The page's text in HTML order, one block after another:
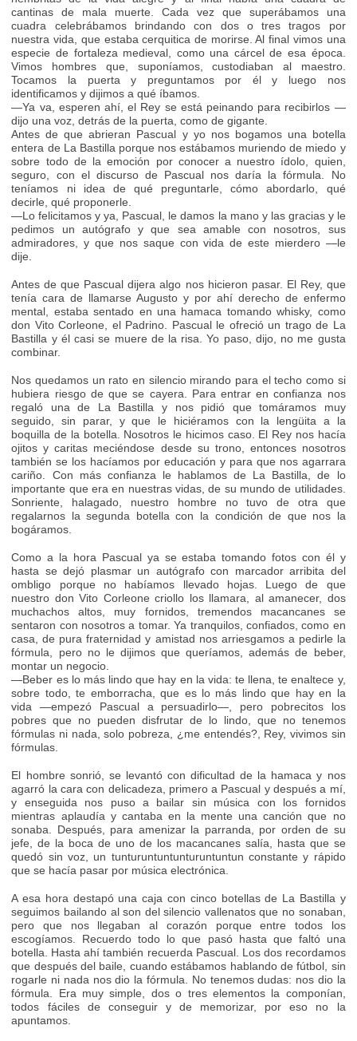
cantinas de mala muerte. Cada vez que superábamos una
cuadra celebrábamos brindando con dos o tres tragos por
nuestra vida, que estaba cerquitica de morirse. Al final vimos una
especie de fortaleza medieval, como una cárcel de esa época.
Vimos hombres que, suponíamos, custodiaban al maestro.
Tocamos la puerta y preguntamos por él y luego nos
identificamos y dijimos a qué íbamos.
—Ya va, esperen ahí, el Rey se está peinando para recibirlos —
dijo una voz, detrás de la puerta, como de gigante.
Antes de que abrieran Pascual y yo nos bogamos una botella
entera de La Bastilla porque nos estábamos muriendo de miedo y
sobre todo de la emoción por conocer a nuestro ídolo, quien,
seguro, con el discurso de Pascual nos daría la fórmula. No
teníamos ni idea de qué preguntarle, cómo abordarlo, qué
decirle, qué proponerle.
—Lo felicitamos y ya, Pascual, le damos la mano y las gracias y le
pedimos un autógrafo y que sea amable con nosotros, sus
admiradores, y que nos saque con vida de este mierdero —le
dije.
Antes de que Pascual dijera algo nos hicieron pasar. El Rey, que
tenía cara de llamarse Augusto y por ahí derecho de enfermo
mental, estaba sentado en una hamaca tomando whisky, como
don Vito Corleone, el Padrino. Pascual le ofreció un trago de La
Bastilla y él casi se muere de la risa. Yo paso, dijo, no me gusta
combinar.
Nos quedamos un rato en silencio mirando para el techo como si
hubiera riesgo de que se cayera. Para entrar en confianza nos
regaló una de La Bastilla y nos pidió que tomáramos muy
seguido, sin parar, y que le hiciéramos con la lengüita a la
boquilla de la botella. Nosotros le hicimos caso. El Rey nos hacía
ojitos y caritas meciéndose desde su trono, entonces nosotros
también se los hacíamos por educación y para que nos agarrara
cariño. Con más confianza le hablamos de La Bastilla, de lo
importante que era en nuestras vidas, de su mundo de utilidades.
Sonriente, halagado, nuestro hombre no tuvo de otra que
regalarnos la segunda botella con la condición de que nos la
bogáramos.
Como a la hora Pascual ya se estaba tomando fotos con él y
hasta se dejó plasmar un autógrafo con marcador arribita del
ombligo porque no habíamos llevado hojas. Luego de que
nuestro don Vito Corleone criollo los llamara, al amanecer, dos
muchachos altos, muy fornidos, tremendos macancanes se
sentaron con nosotros a tomar. Ya tranquilos, confiados, como en
casa, de pura fraternidad y amistad nos arriesgamos a pedirle la
fórmula, pero no le dijimos que queríamos, además de beber,
montar un negocio.
—Beber es lo más lindo que hay en la vida: te llena, te enaltece y,
sobre todo, te emborracha, que es lo más lindo que hay en la
vida —empezó Pascual a persuadirlo—, pero pobrecitos los
pobres que no pueden disfrutar de lo lindo, que no tenemos
fórmulas ni nada, solo pobreza, ¿me entendés?, Rey, vivimos sin
fórmulas.
El hombre sonrió, se levantó con dificultad de la hamaca y nos
agarró la cara con delicadeza, primero a Pascual y después a mí,
y enseguida nos puso a bailar sin música con los fornidos
mientras aplaudía y cantaba en la mente una canción que no
sonaba. Después, para amenizar la parranda, por orden de su
jefe, de la boca de uno de los macancanes salía, hasta que se
quedó sin voz, un tunturuntuntunturuntuntun constante y rápido
que se hacía pasar por música electrónica.
A esa hora destapó una caja con cinco botellas de La Bastilla y
seguimos bailando al son del silencio vallenatos que no sonaban,
pero que nos llegaban al corazón porque entre todos los
escogíamos. Recuerdo todo lo que pasó hasta que faltó una
botella. Hasta ahí también recuerda Pascual. Los dos recordamos
que después del baile, cuando estábamos hablando de fútbol, sin
rogarle ni nada nos dio la fórmula. No tenemos dudas: nos dio la
fórmula. Era muy simple, dos o tres elementos la componían,
todos fáciles de conseguir y de memorizar, por eso no la
apuntamos.